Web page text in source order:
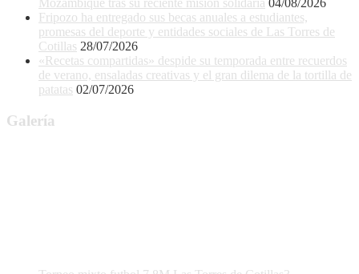
Fripozo ha entregado sus becas anuales a estudiantes,
promesas del deporte y entidades sociales de Las Torres de
Cotillas 28/07/2026
«Recetas compartidas» despide su temporada entre recuerdos
de verano, ensaladas creativas y el gran dilema de la tortilla de
patatas 02/07/2026
Galería